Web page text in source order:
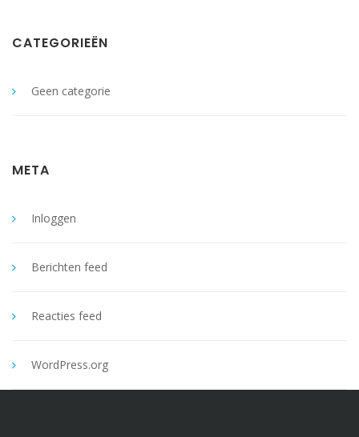
CATEGORIEËN
Geen categorie
META
Inloggen
Berichten feed
Reacties feed
WordPress.org